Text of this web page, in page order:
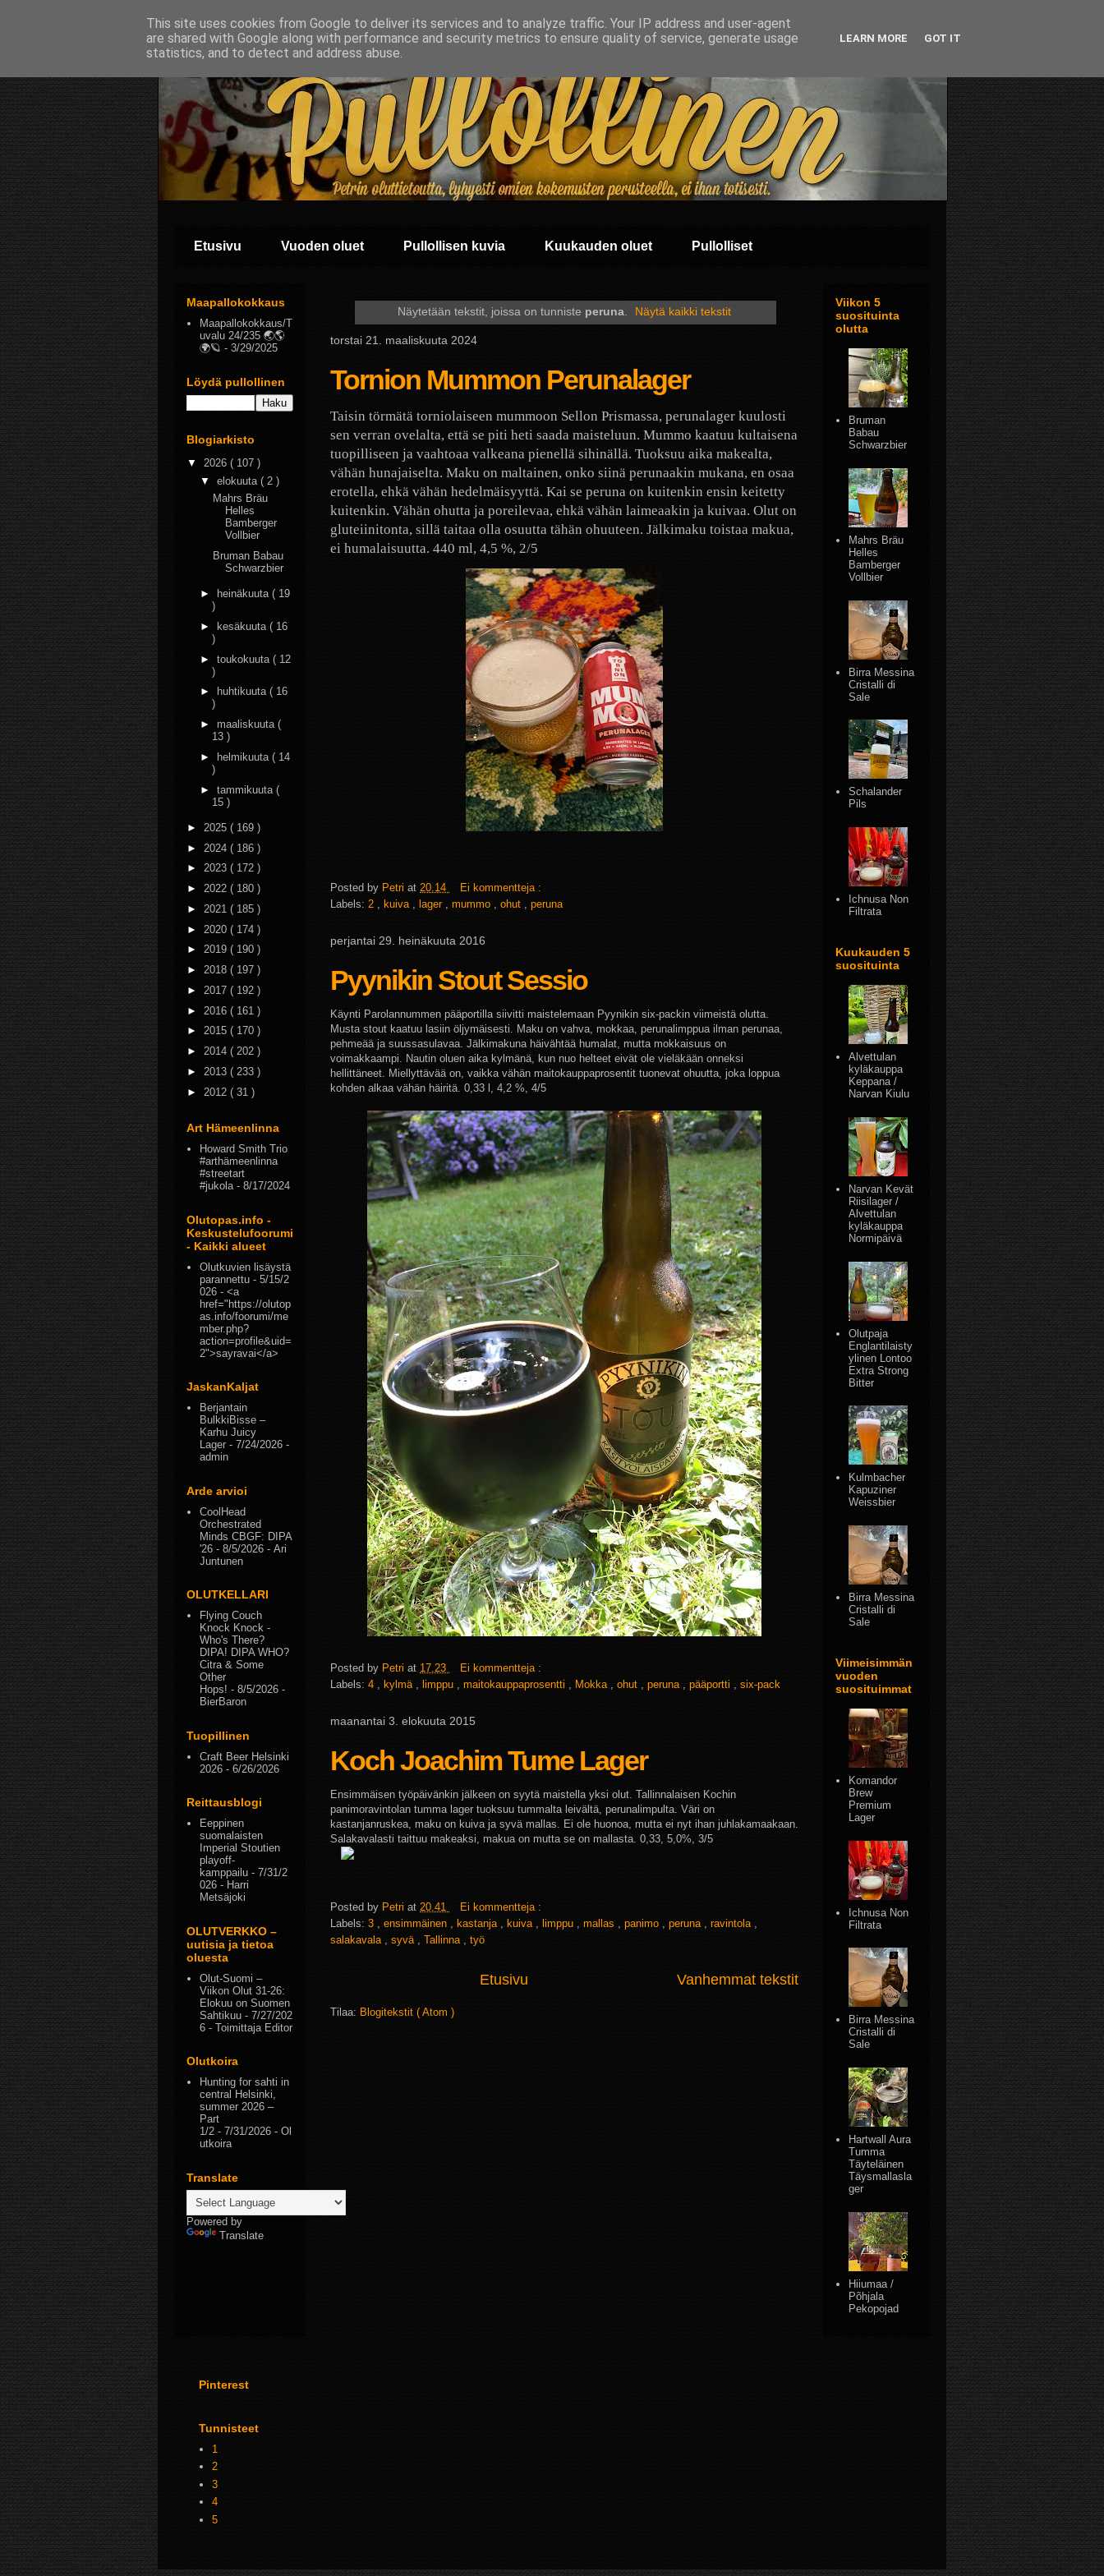
Etusivu Vuoden oluet Pullollisen kuvia Kuukauden oluet Pullolliset
Näytetään tekstit, joissa on tunniste peruna. Näytä kaikki tekstit
torstai 21. maaliskuuta 2024
Tornion Mummon Perunalager
Taisin törmätä torniolaiseen mummoon Sellon Prismassa, perunalager kuulosti
sen verran ovelalta, että se piti heti saada maisteluun. Mummo kaatuu kultaisena
tuopilliseen ja vaahtoaa valkeana pienellä sihinällä. Tuoksuu aika makealta,
vähän hunajaiselta. Maku on maltainen, onko siinä perunaakin mukana, en osaa
erotella, ehkä vähän hedelmäisyyttä. Kai se peruna on kuitenkin ensin keitetty
kuitenkin. Vähän ohutta ja poreilevaa, ehkä vähän laimeaakin ja kuivaa. Olut on
gluteiinitonta, sillä taitaa olla osuutta tähän ohuuteen. Jälkimaku toistaa makua,
ei humalaisuutta. 440 ml, 4,5 %, 2/5
Posted by Petri at 20.14
Ei kommentteja :
Labels: 2 kuiva lager mummo ohut peruna
perjantai 29. heinäkuuta 2016
Pyynikin Stout Sessio
Käynti Parolannummen pääportilla siivitti maistelemaan Pyynikin six-packin viimeistä olutta.
Musta stout kaatuu lasiin öljymäisesti. Maku on vahva, mokkaa, perunalimppua ilman perunaa,
pehmeää ja suussasulavaa. Jälkimakuna häivähtää humalat, mutta mokkaisuus on
voimakkaampi. Nautin oluen aika kylmänä, kun nuo helteet eivät ole vieläkään onneksi
hellittäneet. Miellyttävää on, vaikka vähän maitokauppaprosentit tuonevat ohuutta, joka loppua
kohden alkaa vähän häiritä. 0,33 l, 4,2 %, 4/5
Posted by Petri at 17.23
Ei kommentteja :
Labels: 4 , kylmä , limppu , maitokauppaprosentti , Mokka , ohut , peruna , pääportti , six-pack
maanantai 3. elokuuta 2015
Koch Joachim Tume Lager
Ensimmäisen työpäivänkin jälkeen on syytä maistella yksi olut. Tallinnalaisen Kochin
panimoravintolan tumma lager tuoksuu tummalta leivältä, perunalimpulta. Väri on
kastanjanruskea, maku on kuiva ja syvä mallas. Ei ole huonoa, mutta ei nyt ihan juhlakamaakaan.
Salakavalasti taittuu makeaksi, makua on mutta se on mallasta. 0,33, 5,0%, 3/5
Posted by Petri at 20.41
Ei kommentteja :
Labels: 3 ensimmäinen kastanja kuiva limppu mallas panimo peruna ravintola
salakavala
syvä Tallinna työ
Vanhemmat tekstit
Etusivu
Tilaa: Blogitekstit ( Atom )
Maapallokokkaus
Maapallokokkaus/T
uvalu 24/235 🌏🌎
🌍🪐 - 3/29/2025
Löydä pullollinen
Blogiarkisto
▼ 2026 ( 107 )
▼ elokuuta ( 2 )
Mahrs Bräu
Helles
Bamberger
Vollbier
Bruman Babau
Schwarzbier
► heinäkuuta ( 19
)
►
kesäkuuta ( 16
)
► toukokuuta ( 12
)
►
huhtikuuta ( 16
)
► maaliskuuta (
13 )
►
helmikuuta ( 14
)
► tammikuuta (
15 )
► 2025 ( 169 )
► 2024 ( 186 )
► 2023 ( 172 )
► 2022 ( 180 )
► 2021 ( 185 )
► 2020 ( 174 )
► 2019 ( 190 )
► 2018 ( 197 )
► 2017 ( 192 )
► 2016 ( 161 )
► 2015 ( 170 )
► 2014 ( 202 )
► 2013 ( 233 )
► 2012 ( 31 )
Art Hämeenlinna
Howard Smith Trio
#arthämeenlinna
#streetart
#jukola- 8/17/2024
Olutopas.info -
Keskustelufoorumi
- Kaikki alueet
Olutkuvien lisäystä
parannettu - 5/15/2
026 - <a
href="https://olutop
as.info/foorumi/me
mber.php?
action=profile&uid=
2">sayravai</a>
JaskanKaljat
Berjantain
BulkkiBisse –
Karhu Juicy
Lager - 7/24/2026 -
admin
Arde arvioi
CoolHead
Orchestrated
Minds CBGF: DIPA
'26 - 8/5/2026 - Ari
Juntunen
OLUTKELLARI
Flying Couch
Knock Knock -
Who's There?
DIPA! DIPA WHO?
Citra & Some
Other
Hops! - 8/5/2026 -
BierBaron
Tuopillinen
Craft Beer Helsinki
2026 - 6/26/2026
Reittausblogi
Eeppinen
suomalaisten
Imperial Stoutien
playoff-
kamppailu - 7/31/2
026 - Harri
Metsäjoki
OLUTVERKKO –
uutisia ja tietoa
oluesta
Olut-Suomi –
Viikon Olut 31-26:
Elokuu on Suomen
Sahtikuu - 7/27/202
6 - Toimittaja Editor
Olutkoira
Hunting for sahti in
central Helsinki,
summer 2026 –
Part
1/2 - 7/31/2026 - Ol
utkoira
Translate
Powered by
Translate
Viikon 5
suosituinta
olutta
Bruman
Babau
Schwarzbier
Mahrs Bräu
Helles
Bamberger
Vollbier
Birra Messina
Cristalli di
Sale
Schalander
Pils
Ichnusa Non
Filtrata
Kuukauden 5
suosituinta
Alvettulan
kyläkauppa
Keppana /
Narvan Kiulu
Narvan Kevät
Riisilager /
Alvettulan
kyläkauppa
Normipäivä
Olutpaja
Englantilaisty
ylinen Lontoo
Extra Strong
Bitter
Kulmbacher
Kapuziner
Weissbier
Birra Messina
Cristalli di
Sale
Viimeisimmän
vuoden
suosituimmat
Komandor
Brew
Premium
Lager
Ichnusa Non
Filtrata
Birra Messina
Cristalli di
Sale
Hartwall Aura
Tumma
Täyteläinen
Täysmallasla
ger
Hiiumaa /
Põhjala
Pekopojad
Pinterest
Tunnisteet
1
2
3
4
5
This site uses cookies from Google to deliver its services and to analyze traffic. Your IP address and user-agent
are shared with Google along with performance and security metrics to ensure quality of service, generate usage
statistics, and to detect and address abuse.
LEARN MORE GOT IT